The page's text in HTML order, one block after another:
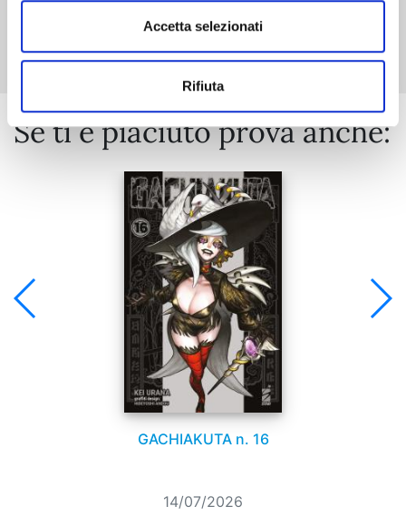
Accetta selezionati
Rifiuta
Mostra tutto
Se ti è piaciuto prova anche:
GACHIAKUTA n. 16
14/07/2026